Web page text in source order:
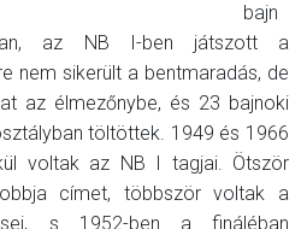
bajn
az NB I-ben játszott a
nem sikerült a bentmaradás, de
az élmezőnybe, és 23 bajnoki
töltöttek. 1949 és 1966
voltak az NB I tagjai. Ötször
címet, többször voltak a
s 1952-ben a fináléban